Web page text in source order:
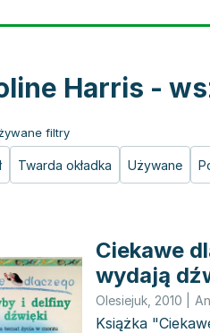
Harris -
filtry
Twarda okładka Używane
Ciekawe
wydają
życia w
Olesiejuk 2010
Książka